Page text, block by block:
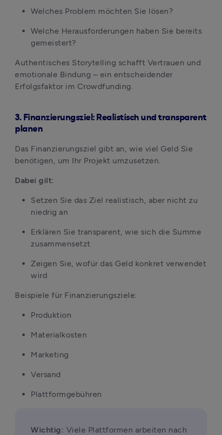
Welches Problem möchten Sie lösen?
Welche Herausforderungen haben Sie bereits
gemeistert?
Authentisches Storytelling schafft Vertrauen und
emotionale Bindung – ein entscheidender
Erfolgsfaktor im Crowdfunding.
3. Finanzierungsziel: Realistisch und transparent
planen
Das Finanzierungsziel gibt an, wie viel Geld Sie
benötigen, um Ihr Projekt umzusetzen.
Dabei gilt:
Setzen Sie das Ziel realistisch, aber nicht zu
niedrig an
Erklären Sie transparent, wie sich die Summe
zusammensetzt
Zeigen Sie, wofür das Geld konkret verwendet
wird
Beispiele für Finanzierungsziele:
Produktion
Materialkosten
Marketing
Versand
Plattformgebühren
Wichtig: Viele Plattformen arbeiten nach